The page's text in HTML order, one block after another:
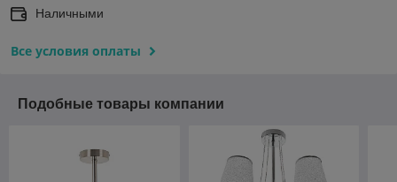
Наличными
Все условия оплаты
Подобные товары компании